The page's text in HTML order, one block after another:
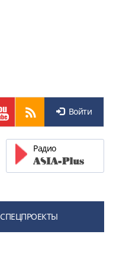
Войти
Радио
СПЕЦПРОЕКТЫ